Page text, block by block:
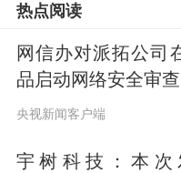
期。当然跟2020
数字还是相当大
本身说明我国
的，但是还没有
热点阅读
网信办对派拓公司
品启动网络安全审查
央视新闻客户端
宇树科技：本次